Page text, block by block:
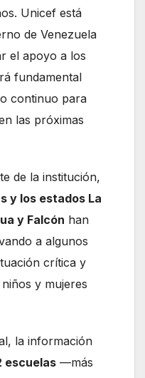
Unicef está
de Venezuela
el apoyo a los
fundamental
continuo para
las próximas
de la institución,
y los estados La
y Falcón han
a algunos
crítica y
y mujeres
la información
escuelas —más